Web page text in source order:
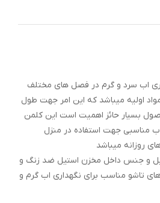
اب سرد و گرم در فصل های مختلف
اولیه میباشد که این امر جهت طول
بسیار حائز اهمیت است این کلمن
مناسبی جهت استفاده در منزل
روزانه میباشد
و جنس داخل مخزن استیل ضد زنگ و
تاشو مناسب برای نگهداری اب گرم و